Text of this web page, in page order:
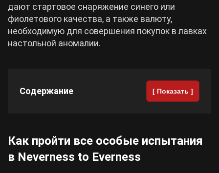
Hogwarts Legacy
дают стартовое снаряжение синего или
фиолетового качества, а также валюту,
необходимую для совершения покупок в лавках
настольной аномалии.
Содержание [ Показать ]
Как пройти все особые испытания
в Neverness to Everness